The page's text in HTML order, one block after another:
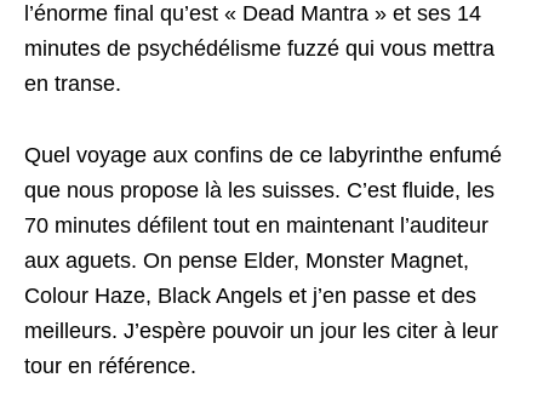
l’énorme final qu’est « Dead Mantra » et ses 14
minutes de psychédélisme fuzzé qui vous mettra
en transe.
Quel voyage aux confins de ce labyrinthe enfumé
que nous propose là les suisses. C’est fluide, les
70 minutes défilent tout en maintenant l’auditeur
aux aguets. On pense Elder, Monster Magnet,
Colour Haze, Black Angels et j’en passe et des
meilleurs. J’espère pouvoir un jour les citer à leur
tour en référence.